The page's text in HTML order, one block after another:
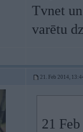
Tvnet
varētu
21. Feb 2014,
21